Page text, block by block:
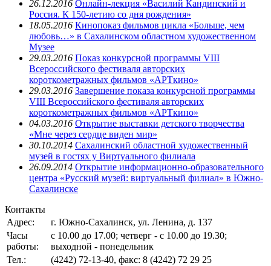
26.12.2016 Онлайн-лекция «Василий Кандинский и
Россия. К 150-летию со дня рождения»
18.05.2016 Кинопоказ фильмов цикла «Больше, чем
любовь…» в Сахалинском областном художественном
Музее
29.03.2016 Показ конкурсной программы VIII
Всероссийского фестиваля авторских
короткометражных фильмов «АРТкино»
29.03.2016 Завершение показа конкурсной программы
VIII Всероссийского фестиваля авторских
короткометражных фильмов «АРТкино»
04.03.2016 Открытие выставки детского творчества
«Мне через сердце виден мир»
30.10.2014 Сахалинский областной художественный
музей в гостях у Виртуального филиала
26.09.2014 Открытие информационно-образовательного
центра «Русский музей: виртуальный филиал» в Южно-
Сахалинске
Контакты
Адрес:
г. Южно-Сахалинск, ул. Ленина, д. 137
Часы
работы:
с 10.00 до 17.00; четверг - с 10.00 до 19.30;
выходной - понедельник
Тел.:
(4242) 72-13-40, факс: 8 (4242) 72 29 25